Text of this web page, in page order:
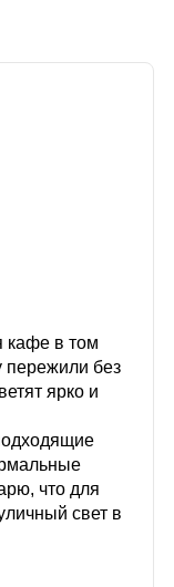
кафе в том
пережили без
ярко и
что для
свет в